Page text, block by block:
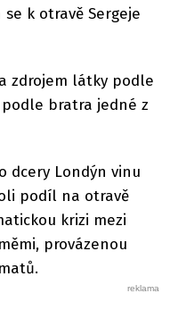
k otravě Sergeje
zdrojem látky podle
bratra jedné z
dcery Londýn vinu
podíl na otravě
krizi mezi
provázenou